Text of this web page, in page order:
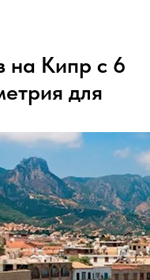
на Кипр с 6
для